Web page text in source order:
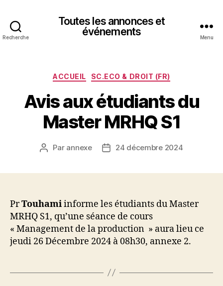
Recherche
Toutes les annonces et
événements
Menu
Catégories
ACCUEIL SC.ECO & DROIT (FR)
Avis aux étudiants du
Master MRHQ S1
Auteur
Par annexe
Date24 décembre 2024
PrTouhamiinforme les étudiants du Master
MRHQ S1, qu’une séance de cours
« Management de la production » aura lieu ce
jeudi 26 Décembre 2024 à 08h30, annexe 2.